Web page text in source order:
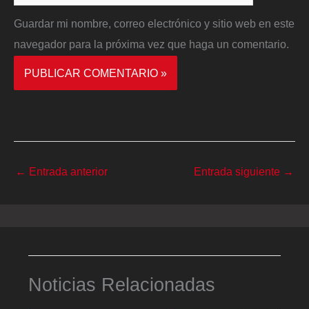
Guardar mi nombre, correo electrónico y sitio web en este
navegador para la próxima vez que haga un comentario.
← Entrada anterior Entrada siguiente →
Noticias Relacionadas